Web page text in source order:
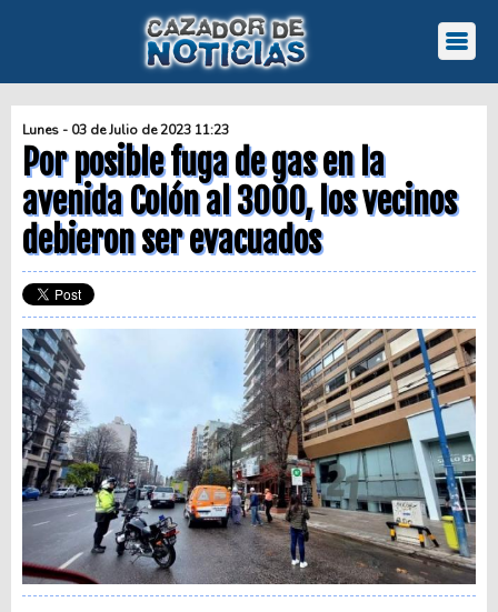
Lunes - 03 de Julio de 2023 11:23
Por posible fuga de gas en la
avenida Colón al 3000, los vecinos
debieron ser evacuados